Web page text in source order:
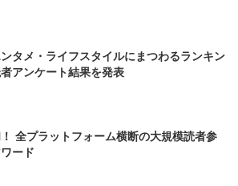
タメ・ライフスタイルにまつわるランキン
アンケート結果を発表
全プラットフォーム横断の大規模読者参
ード